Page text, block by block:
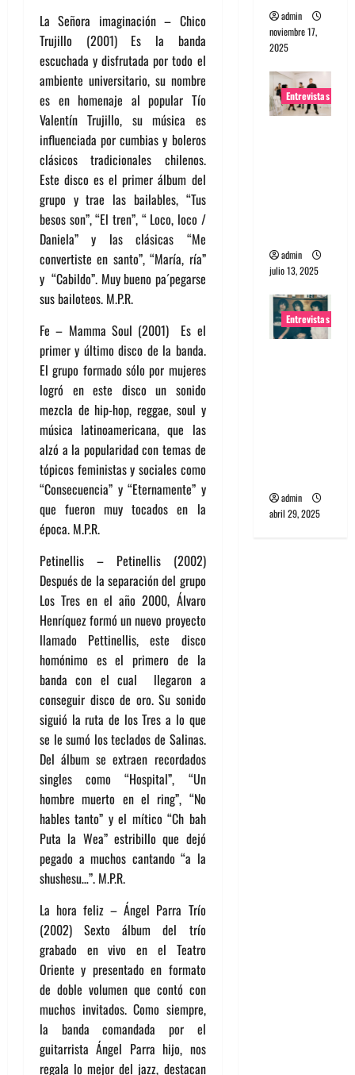
La Señora imaginación – Chico
Trujillo (2001) Es la banda
escuchada y disfrutada por todo el
ambiente universitario, su nombre
es en homenaje al popular Tío
Valentín Trujillo, su música es
influenciada por cumbias y boleros
clásicos tradicionales chilenos.
Este disco es el primer álbum del
grupo y trae las bailables, “Tus
besos son”, “El tren”, “ Loco, loco /
Daniela” y las clásicas “Me
convertiste en santo”, “María, ría”
y “Cabildo”. Muy bueno pa´pegarse
sus bailoteos. M.P.R.
Fe – Mamma Soul (2001) Es el
primer y último disco de la banda.
El grupo formado sólo por mujeres
logró en este disco un sonido
mezcla de hip-hop, reggae, soul y
música latinoamericana, que las
alzó a la popularidad con temas de
tópicos feministas y sociales como
“Consecuencia” y “Eternamente” y
que fueron muy tocados en la
época. M.P.R.
Petinellis – Petinellis (2002)
Después de la separación del grupo
Los Tres en el año 2000, Álvaro
Henríquez formó un nuevo proyecto
llamado Pettinellis, este disco
homónimo es el primero de la
banda con el cual llegaron a
conseguir disco de oro. Su sonido
siguió la ruta de los Tres a lo que
se le sumó los teclados de Salinas.
Del álbum se extraen recordados
singles como “Hospital”, “Un
hombre muerto en el ring”, “No
hables tanto” y el mítico “Ch bah
Puta la Wea” estribillo que dejó
pegado a muchos cantando “a la
shushesu…”. M.P.R.
La hora feliz – Ángel Parra Trío
(2002) Sexto álbum del trío
grabado en vivo en el Teatro
Oriente y presentado en formato
de doble volumen que contó con
muchos invitados. Como siempre,
la banda comandada por el
guitarrista Ángel Parra hijo, nos
regala lo mejor del jazz, destacan
admin
noviembre 17,
2025
Entrevistas
admin
julio 13, 2025
Entrevistas
admin
abril 29, 2025